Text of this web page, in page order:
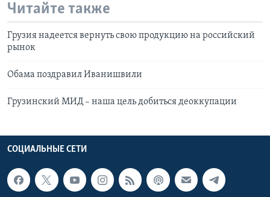
Читайте также
Грузия надеется вернуть свою продукцию на российский
рынок
Обама поздравил Иванишвили
Грузинский МИД – наша цель добиться деоккупации
СОЦИАЛЬНЫЕ СЕТИ